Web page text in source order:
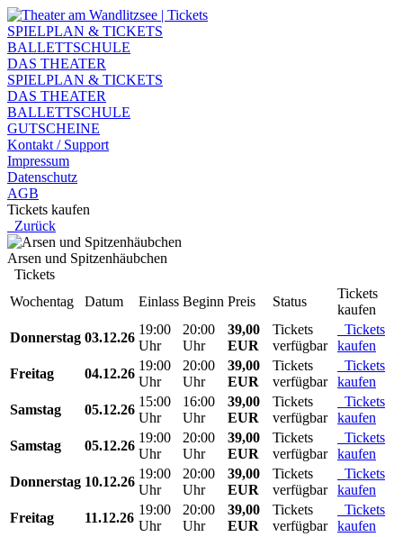
SPIELPLAN & TICKETS
BALLETTSCHULE
DAS THEATER
SPIELPLAN & TICKETS
DAS THEATER
BALLETTSCHULE
GUTSCHEINE
Kontakt / Support
Impressum
Datenschutz
AGB
Tickets kaufen
Zurück
Arsen und Spitzenhäubchen
Tickets
Wochentag
Datum Einlass Beginn Preis Status
Tickets
kaufen
Donnerstag 03.12.26
19:00
Uhr
20:00
Uhr
39,00
EUR
Tickets
verfügbar
Tickets
kaufen
Freitag
04.12.26
19:00
Uhr
20:00
Uhr
39,00
EUR
Tickets
verfügbar
Tickets
kaufen
Samstag
05.12.26
15:00
Uhr
16:00
Uhr
39,00
EUR
Tickets
verfügbar
Tickets
kaufen
Samstag
05.12.26
19:00
Uhr
20:00
Uhr
39,00
EUR
Tickets
verfügbar
Tickets
kaufen
Donnerstag 10.12.26
19:00
Uhr
20:00
Uhr
39,00
EUR
Tickets
verfügbar
Tickets
kaufen
Freitag
11.12.26
19:00
Uhr
20:00
Uhr
39,00
EUR
Tickets
verfügbar
Tickets
kaufen